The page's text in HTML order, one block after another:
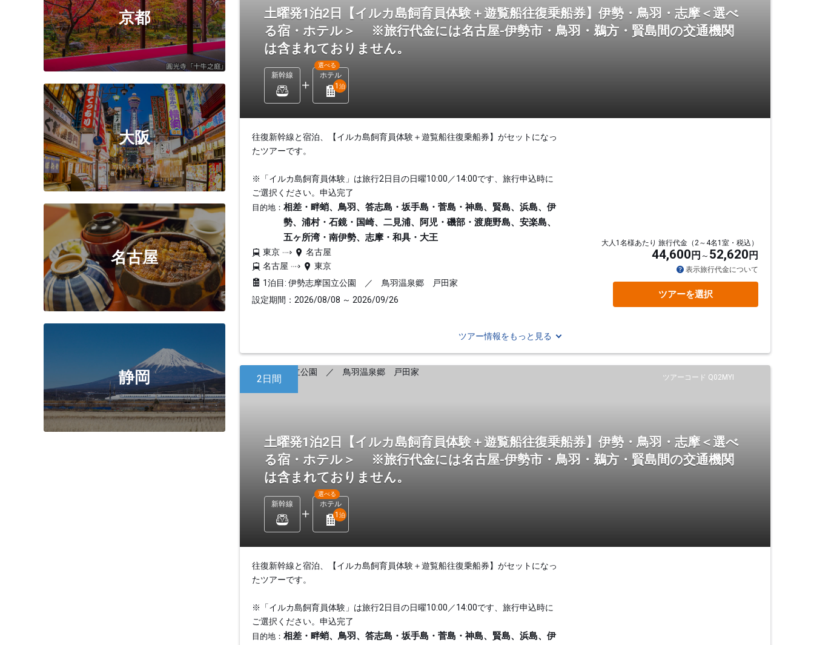
京都
大阪
名古屋
静岡
土曜発1泊2日【イルカ島飼育員体験＋遊覧船往復乗船券】伊勢・鳥羽・志摩＜選べ
る宿・ホテル＞ ※旅行代金には名古屋-伊勢市・鳥羽・鵜方・賢島間の交通機関
は含まれておりません。
新幹線 ホテル
選べる
1 泊
往復新幹線と宿泊、【イルカ島飼育員体験＋遊覧船往復乗船券】がセットになっ
たツアーです。
※「イルカ島飼育員体験」は旅行2日目の日曜10:00／14:00です、旅行申込時に
ご選択ください。申込完了
目的地： 相差・畔蛸、鳥羽、答志島・坂手島・菅島・神島、賢島、浜島、伊
勢、浦村・石鏡・国崎、二見浦、阿児・磯部・渡鹿野島、安楽島、
五ヶ所湾・南伊勢、志摩・和具・大王
東京
名古屋
名古屋
東京
1泊目: 伊勢志摩国立公園 ／ 鳥羽温泉郷 戸田家
設定期間：2026/08/08 ～ 2026/09/26
大人1名様あたり 旅行代金（2～4名1室・税込）
44,600 円 52,620 円
表示旅行代金について
ツアーを選択
ツアー情報をもっと見る
ツアーコード Q02MYI
2日間
土曜発1泊2日【イルカ島飼育員体験＋遊覧船往復乗船券】伊勢・鳥羽・志摩＜選べ
る宿・ホテル＞ ※旅行代金には名古屋-伊勢市・鳥羽・鵜方・賢島間の交通機関
は含まれておりません。
新幹線 ホテル
選べる
1 泊
往復新幹線と宿泊、【イルカ島飼育員体験＋遊覧船往復乗船券】がセットになっ
たツアーです。
※「イルカ島飼育員体験」は旅行2日目の日曜10:00／14:00です、旅行申込時に
ご選択ください。申込完了
目的地： 相差・畔蛸、鳥羽、答志島・坂手島・菅島・神島、賢島、浜島、伊